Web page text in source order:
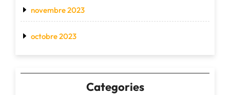
novembre 2023
octobre 2023
Categories